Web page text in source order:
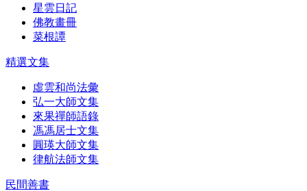
星雲日記
佛教畫冊
菜根譚
精選文集
虛雲和尚法彙
弘一大師文集
來果禪師語錄
馮馮居士文集
圓瑛大師文集
律航法師文集
民間善書